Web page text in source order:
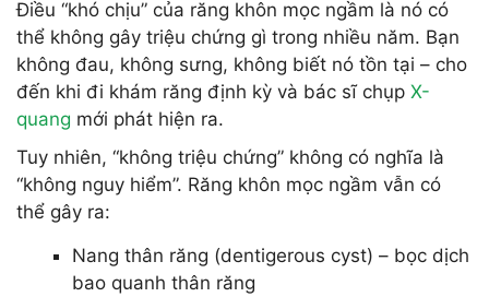
Điều “khó chịu” của răng khôn mọc ngầm là nó có
thể không gây triệu chứng gì trong nhiều năm. Bạn
không đau, không sưng, không biết nó tồn tại – cho
đến khi đi khám răng định kỳ và bác sĩ chụp X-
quang mới phát hiện ra.
Tuy nhiên, “không triệu chứng” không có nghĩa là
“không nguy hiểm”. Răng khôn mọc ngầm vẫn có
thể gây ra:
Nang thân răng (dentigerous cyst) – bọc dịch
bao quanh thân răng